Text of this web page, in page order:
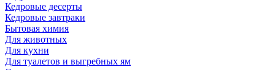
Кедровые десерты
Кедровые завтраки
Бытовая химия
Для животных
Для кухни
Для туалетов и выгребных ям